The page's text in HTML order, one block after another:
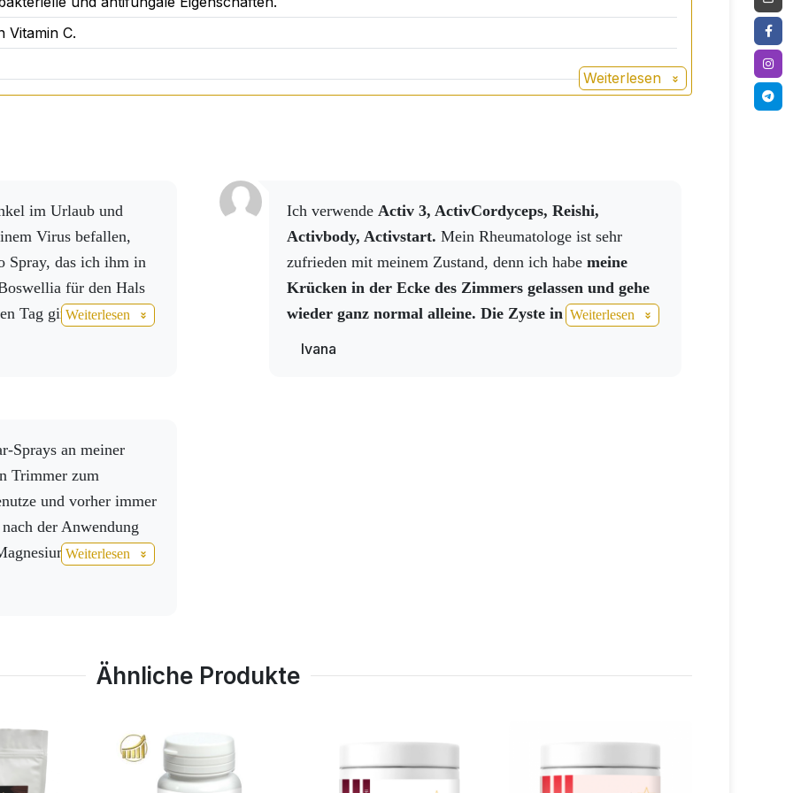
, ohne Zusatz von Farbstoffen oder Zucker, glutenfrei und laktosefrei - auch für
Getränk mit natürlichen Zutaten
sehnen, das sich schnell zubereiten lässt und Teil
sich für aktive Menschen, die ihren Tagesablauf mit dem reichhaltigen Geschmack der
unterstützen möchten.
Vitamin C.
Weiterlesen
Virus befallen,
Spray, das ich ihm in
für den Hals
Tag ging es dem
also erhöhte ich
aus der Tüte
wir haben das Blut
einfach: Ich
und
dass es dich gibt.
Weiterlesen
Ich verwende Activ 3, ActivCordyceps, Reishi,
Activbody, Activstart. Mein Rheumatologe ist sehr
zufrieden mit meinem Zustand, denn ich habe meine
Krücken in der Ecke des Zimmers gelassen und gehe
wieder ganz normal alleine. Die Zyste in meinem Knie
ist vollständig verschwunden.
Weiterlesen
Ivana
Trimmer zum
und vorher immer
der Anwendung
B6+K tut
und er
Nach der
die
Weiterlesen
Ähnliche Produkte